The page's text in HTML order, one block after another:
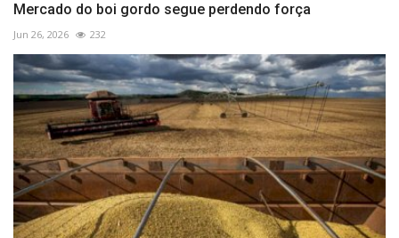
Mercado do boi gordo segue perdendo força
Jun 26, 2026 232